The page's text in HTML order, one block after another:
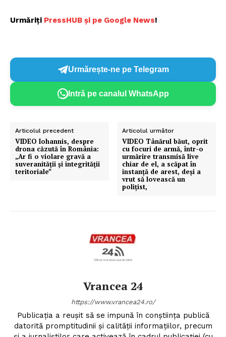
Urmăriți PressHUB și pe Google News!
Urmărește-ne pe Telegram
Intră pe canalul WhatsApp
Articolul precedent
VIDEO Iohannis, despre
drona căzută în România:
„Ar fi o violare gravă a
suveranității și integrității
teritoriale”
Articolul următor
VIDEO Tânărul băut, oprit
cu focuri de armă, într-o
urmărire transmisă live
chiar de el, a scăpat în
instanță de arest, deși a
vrut să lovească un
polițist,
Vrancea 24
https://www.vrancea24.ro/
Publicația a reușit să se impună în conștiința publică
datorită promptitudinii și calității informațiilor, precum